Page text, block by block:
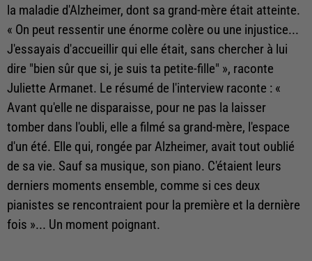
la maladie d'Alzheimer, dont sa grand-mère était atteinte.
« On peut ressentir une énorme colère ou une injustice...
J'essayais d'accueillir qui elle était, sans chercher à lui
dire "bien sûr que si, je suis ta petite-fille" », raconte
Juliette Armanet. Le résumé de l'interview raconte : «
Avant qu'elle ne disparaisse, pour ne pas la laisser
tomber dans l'oubli, elle a filmé sa grand-mère, l'espace
d'un été. Elle qui, rongée par Alzheimer, avait tout oublié
de sa vie. Sauf sa musique, son piano. C'étaient leurs
derniers moments ensemble, comme si ces deux
pianistes se rencontraient pour la première et la dernière
fois »... Un moment poignant.